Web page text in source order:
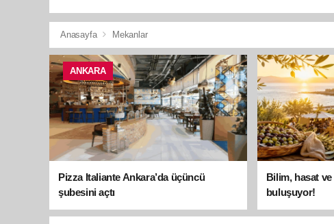
Anasayfa Mekanlar
ANKARA
Pizza Italiante Ankara’da üçüncü
şubesini açtı
Bilim, hasat ve
buluşuyor!